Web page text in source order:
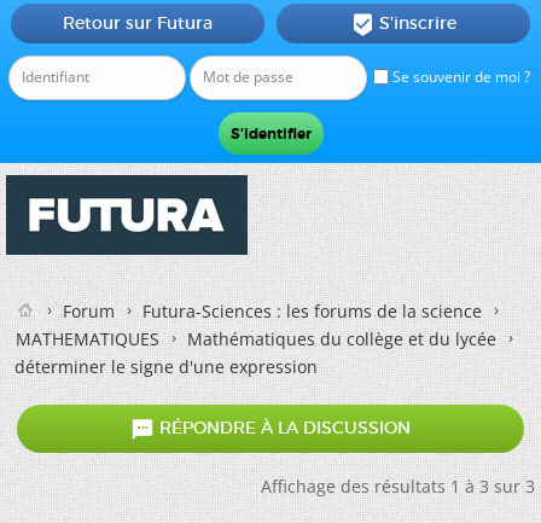
Se souvenir de moi ?
Retour sur Futura  S'inscrire
Forum
Futura-Sciences : les forums de la science
MATHEMATIQUES
Mathématiques du collège et du lycée
déterminer le signe d'une expression
 RÉPONDRE À LA DISCUSSION
Affichage des résultats 1 à 3 sur 3